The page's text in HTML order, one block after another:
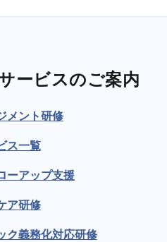
ービスのご案内
メント研修
ス一覧
ーアップ支援
ア研修
ク義務化対応研修